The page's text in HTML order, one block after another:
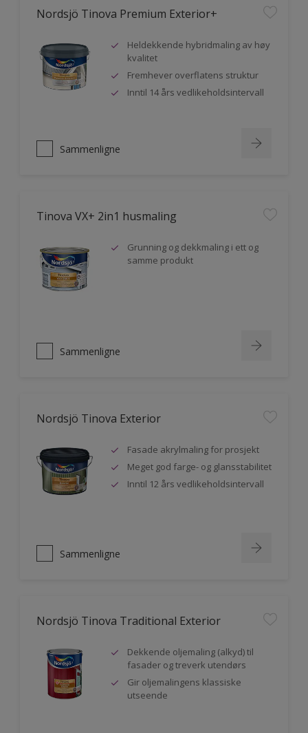
Nordsjö Tinova Premium Exterior+
Heldekkende hybridmaling av høy
kvalitet
Fremhever overflatens struktur
Inntil 14 års vedlikeholdsintervall
Sammenligne
Tinova VX+ 2in1 husmaling
Grunning og dekkmaling i ett og
samme produkt
Sammenligne
Nordsjö Tinova Exterior
Fasade akrylmaling for prosjekt
Meget god farge- og glansstabilitet
Inntil 12 års vedlikeholdsintervall
Sammenligne
Nordsjö Tinova Traditional Exterior
Dekkende oljemaling (alkyd) til
fasader og treverk utendørs
Gir oljemalingens klassiske
utseende